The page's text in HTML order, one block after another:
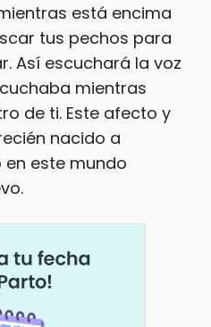
está encima
tus pechos para
Así escuchará la voz
mientras
de ti. Este afecto y
nacido a
este mundo